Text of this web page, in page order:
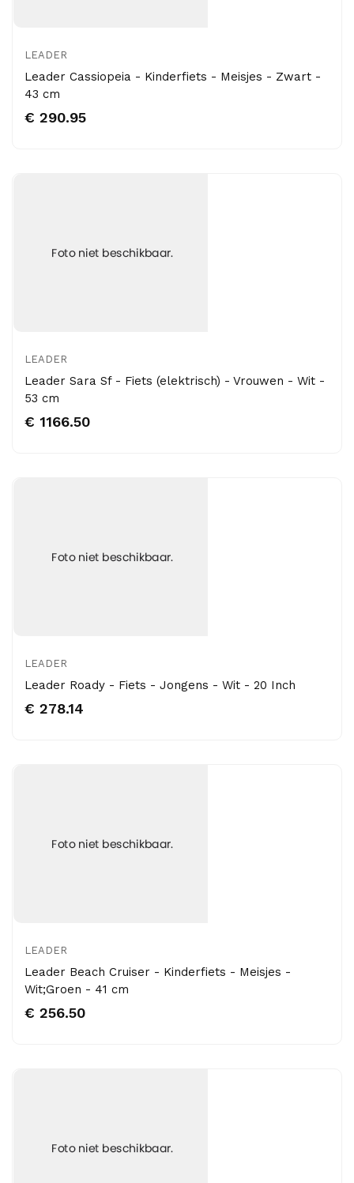
LEADER
Leader Cassiopeia - Kinderfiets - Meisjes - Zwart -
43 cm
€ 290.95
LEADER
Leader Sara Sf - Fiets (elektrisch) - Vrouwen - Wit -
53 cm
€ 1166.50
LEADER
Leader Roady - Fiets - Jongens - Wit - 20 Inch
€ 278.14
LEADER
Leader Beach Cruiser - Kinderfiets - Meisjes -
Wit;Groen - 41 cm
€ 256.50